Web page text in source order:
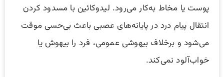
پوست یا مخاط به‌کار می‌رود. لیدوکائین با مسدود کردن
انتقال پیام درد در پایانه‌های عصبی باعث بی‌حسی موقت
می‌شود و برخلاف بیهوشی عمومی، فرد را بیهوش یا
خواب‌آلود نمی‌کند.